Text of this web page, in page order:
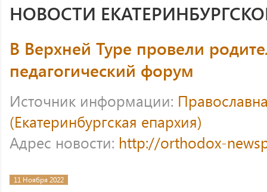
НОВОСТИ
В Верхней Туре провели
педагогический форум
Источник информации:
(Екатеринбургская епархия)
Адрес новости: http://orthodox-
11 Ноября 2022